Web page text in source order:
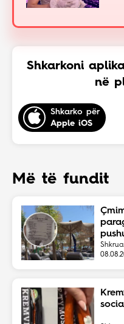
Shkarkoni
në
Shkarko për
Apple iOS
Më të fundit